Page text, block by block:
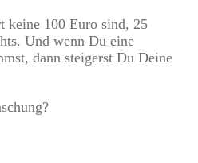
keine 100 Euro sind, 25
Und wenn Du eine
dann steigerst Du Deine